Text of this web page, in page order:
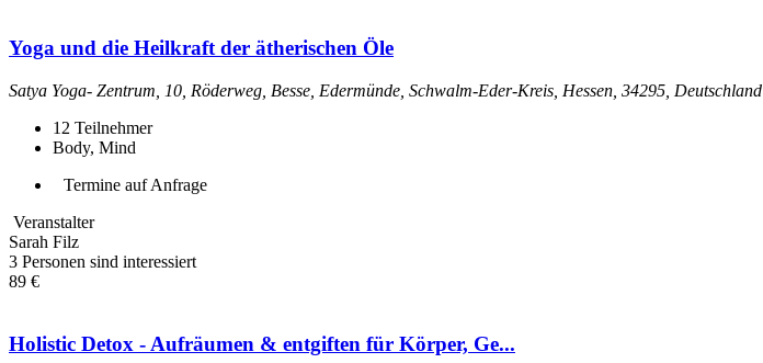
Yoga und die Heilkraft der ätherischen Öle
Satya Yoga- Zentrum, 10, Röderweg, Besse, Edermünde, Schwalm-Eder-Kreis, Hessen, 34295, Deutschland
12 Teilnehmer
Body, Mind
Termine auf Anfrage
Veranstalter
Sarah Filz
3 Personen sind interessiert
89 €
Holistic Detox - Aufräumen & entgiften für Körper, Ge...